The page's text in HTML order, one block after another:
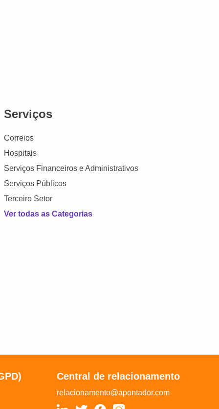
Serviços
Correios
Hospitais
Serviços Financeiros e Administrativos
Serviços Públicos
Terceiro Setor
Ver todas as Categorias
Central de relacionamento
relacionamento@apontador.com